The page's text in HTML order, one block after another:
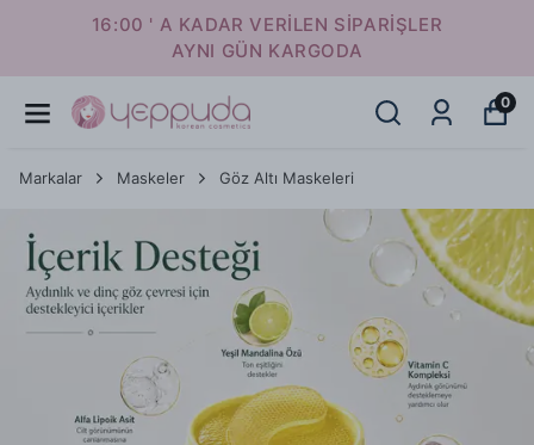
16:00 ' A KADAR VERİLEN SİPARİŞLER
AYNI GÜN KARGODA
0
Markalar Maskeler Göz Altı Maskeleri